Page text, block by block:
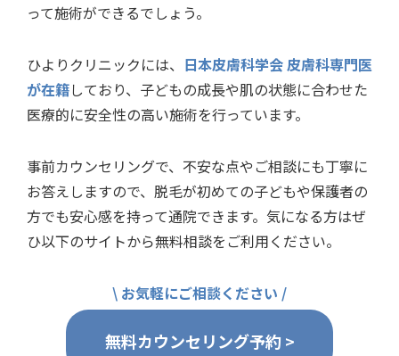
って施術ができるでしょう。
ひよりクリニックには、 日本皮膚科学会 皮膚科専門医
が在籍しており、子どもの成長や肌の状態に合わせた
医療的に安全性の高い施術を行っています。
事前カウンセリングで、不安な点やご相談にも丁寧に
お答えしますので、脱毛が初めての子どもや保護者の
方でも安心感を持って通院できます。気になる方はぜ
ひ以下のサイトから無料相談をご利用ください。
\ お気軽にご相談ください /
無料カウンセリング予約 >